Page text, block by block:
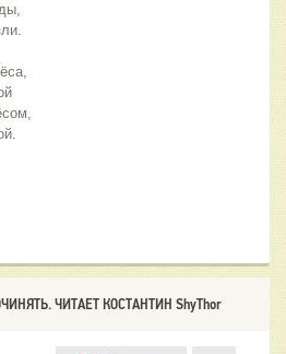
ЧИТАЕТ КОСТАНТИН ShyThor